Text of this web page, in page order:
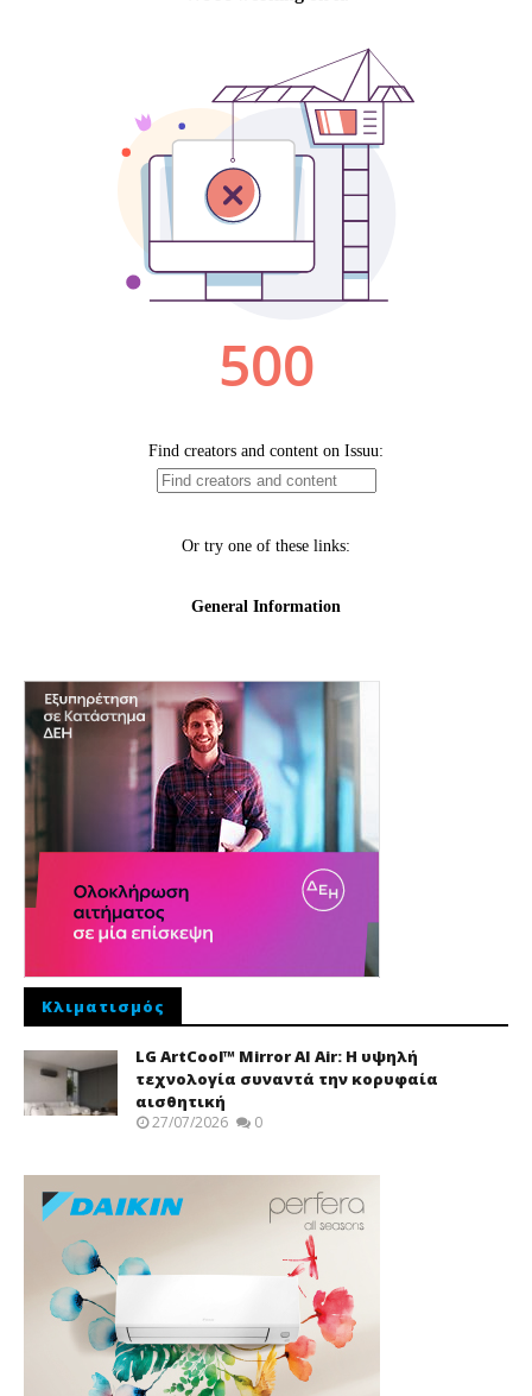
Κλιματισμός
LG ArtCool™ Mirror AI Air: Η υψηλή
τεχνολογία συναντά την κορυφαία
αισθητική
27/07/2026 0